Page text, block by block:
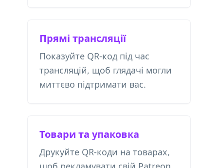
Прямі трансляції
Показуйте QR-код під час
трансляцій, щоб глядачі могли
миттєво підтримати вас.
Товари та упаковка
Друкуйте QR-коди на товарах,